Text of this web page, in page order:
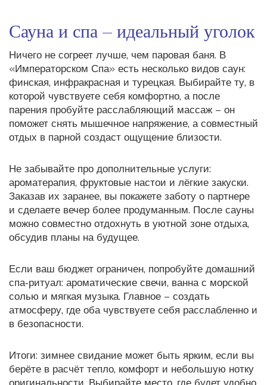
Сауна и спа – идеальный уголок
Ничего не согреет лучше, чем паровая баня. В
«Императорском Спа» есть несколько видов саун:
финская, инфракрасная и турецкая. Выбирайте ту, в
которой чувствуете себя комфортно, а после
парения пробуйте расслабляющий массаж – он
поможет снять мышечное напряжение, а совместный
отдых в парной создаст ощущение близости.
Не забывайте про дополнительные услуги:
ароматерапия, фруктовые настои и лёгкие закуски.
Заказав их заранее, вы покажете заботу о партнере
и сделаете вечер более продуманным. После сауны
можно совместно отдохнуть в уютной зоне отдыха,
обсудив планы на будущее.
Если ваш бюджет ограничен, попробуйте домашний
спа‑ритуал: ароматические свечи, ванна с морской
солью и мягкая музыка. Главное – создать
атмосферу, где оба чувствуете себя расслабленно и
в безопасности.
Итоги: зимнее свидание может быть ярким, если вы
берёте в расчёт тепло, комфорт и небольшую нотку